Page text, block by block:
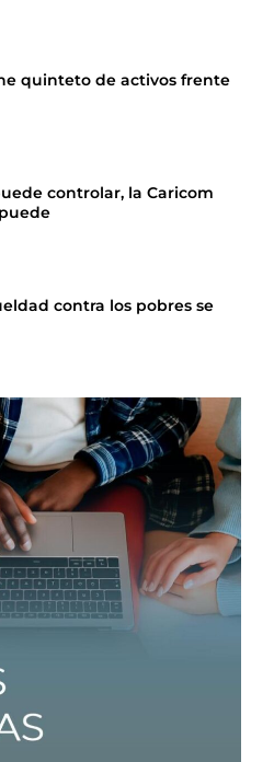
quinteto de activos frente
controlar, la Caricom
contra los pobres se